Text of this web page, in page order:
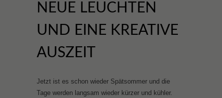
NEUE LEUCHTEN
UND EINE KREATIVE
AUSZEIT
Jetzt ist es schon wieder Spätsommer und die
Tage werden langsam wieder kürzer und kühler.